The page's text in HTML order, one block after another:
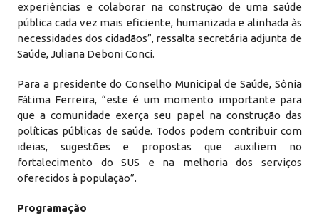
experiências e colaborar na construção de uma saúde
pública cada vez mais eficiente, humanizada e alinhada às
necessidades dos cidadãos”, ressalta secretária adjunta de
Saúde, Juliana Deboni Conci.
Para a presidente do Conselho Municipal de Saúde, Sônia
Fátima Ferreira, “este é um momento importante para
que a comunidade exerça seu papel na construção das
políticas públicas de saúde. Todos podem contribuir com
ideias, sugestões e propostas que auxiliem no
fortalecimento do SUS e na melhoria dos serviços
oferecidos à população”.
Programação